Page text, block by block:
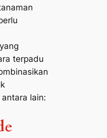
terpadu
lain: